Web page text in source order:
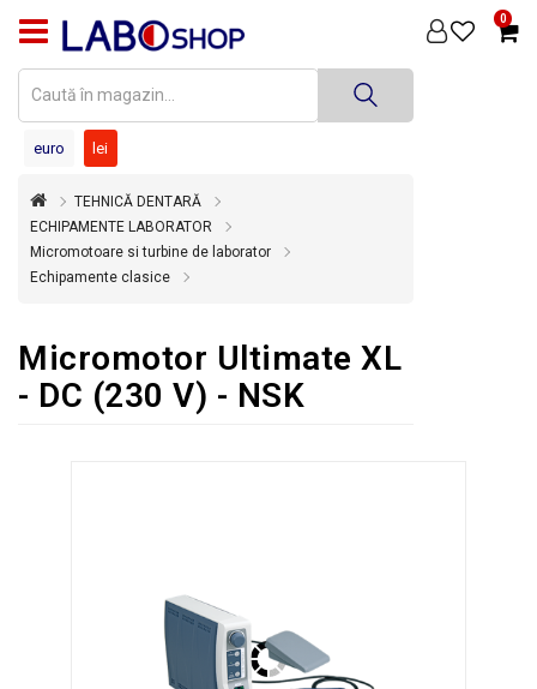
0
PRODUSE
DENTARĂ
DENTARĂ
DEZINFECȚIE
ȘI
SUPER
OFERTĂ
euro lei
TEHNICĂ DENTARĂ
ECHIPAMENTE LABORATOR
Micromotoare si turbine de laborator
Echipamente clasice
Micromotor Ultimate XL
- DC (230 V) - NSK